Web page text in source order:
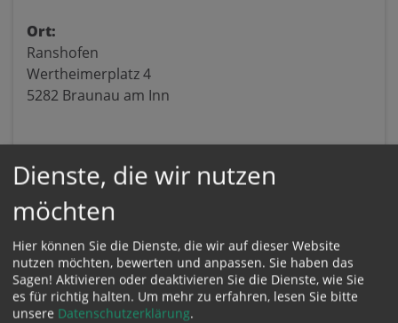
Ort:
Ranshofen
Wertheimerplatz 4
5282 Braunau am Inn
Karte:
Dienste, die wir nutzen
möchten
Hier können Sie die Dienste, die wir auf dieser Website
nutzen möchten, bewerten und anpassen. Sie haben das
Sagen! Aktivieren oder deaktivieren Sie die Dienste, wie Sie
es für richtig halten. Um mehr zu erfahren, lesen Sie bitte
unsere Datenschutzerklärung.